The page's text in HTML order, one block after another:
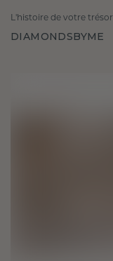
L'histoire de votre trésor
DIAMONDSBYME